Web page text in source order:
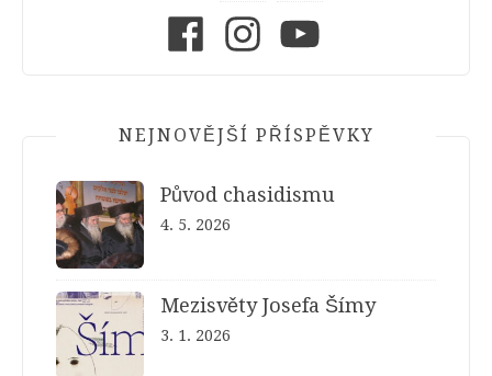
NEJNOVĚJŠÍ PŘÍSPĚVKY
Původ chasidismu
4. 5. 2026
Mezisvěty Josefa Šímy
3. 1. 2026